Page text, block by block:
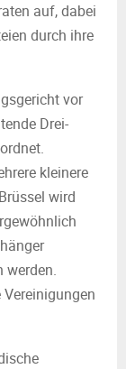
auf, dabei
durch ihre
vor
Drei-
kleinere
wird
werden.